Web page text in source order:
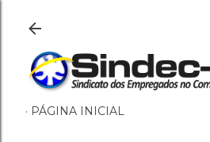
PÁGINA INICIAL